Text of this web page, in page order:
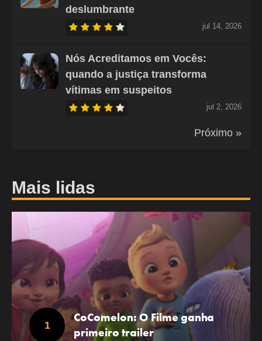
deslumbrante
jul 14, 2026
Nós Acreditamos em Vocês:
quando a justiça transforma
vítimas em suspeitos
jul 2, 2026
Próximo »
Mais lidas
CoComelon: O Filme ganha
primeiro trailer